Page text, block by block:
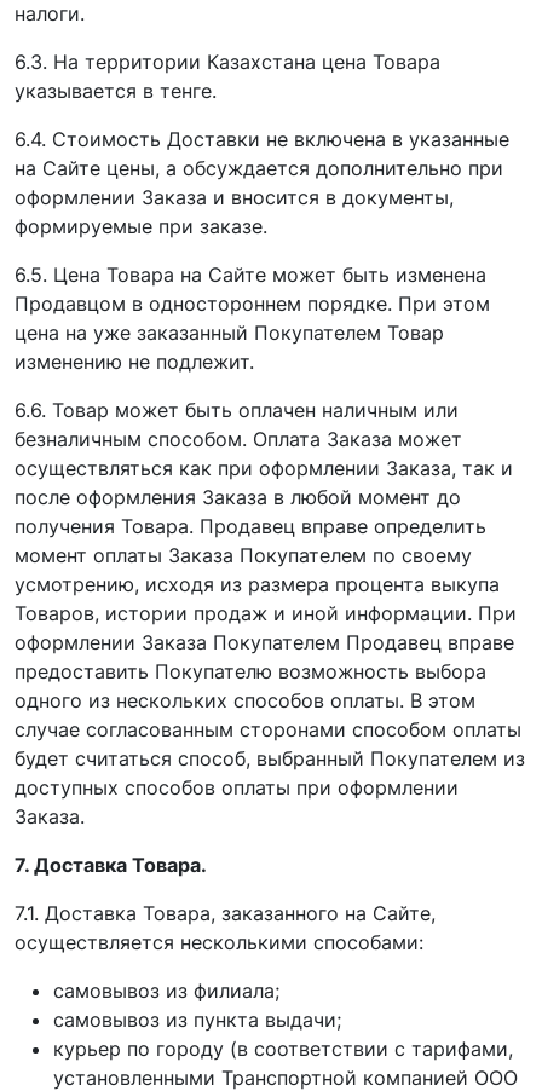
налоги.
6.3. На территории Казахстана цена Товара
указывается в тенге.
6.4. Стоимость Доставки не включена в указанные
на Сайте цены, а обсуждается дополнительно при
оформлении Заказа и вносится в документы,
формируемые при заказе.
6.5. Цена Товара на Сайте может быть изменена
Продавцом в одностороннем порядке. При этом
цена на уже заказанный Покупателем Товар
изменению не подлежит.
6.6. Товар может быть оплачен наличным или
безналичным способом. Оплата Заказа может
осуществляться как при оформлении Заказа, так и
после оформления Заказа в любой момент до
получения Товара. Продавец вправе определить
момент оплаты Заказа Покупателем по своему
усмотрению, исходя из размера процента выкупа
Товаров, истории продаж и иной информации. При
оформлении Заказа Покупателем Продавец вправе
предоставить Покупателю возможность выбора
одного из нескольких способов оплаты. В этом
случае согласованным сторонами способом оплаты
будет считаться способ, выбранный Покупателем из
доступных способов оплаты при оформлении
Заказа.
7. Доставка Товара.
7.1. Доставка Товара, заказанного на Сайте,
осуществляется несколькими способами:
самовывоз из филиала;
самовывоз из пункта выдачи;
курьер по городу (в соответствии с тарифами,
установленными Транспортной компанией ООО